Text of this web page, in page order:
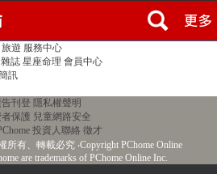
旅遊 服務中心
雜誌 星座命理 會員中心
訊
告刊登 隱私權聲明
保護 兒童網路安全
投資人聯絡 徵才
所有、轉載必究‧Copyright PChome Online
are trademarks of PChome Online Inc.